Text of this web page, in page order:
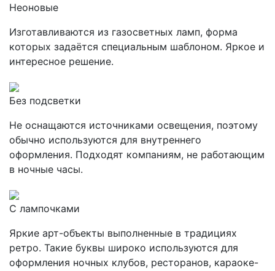
Неоновые
Изготавливаются из газосветных ламп, форма
которых задаётся специальным шаблоном. Яркое и
интересное решение.
Без подсветки
Не оснащаются источниками освещения, поэтому
обычно используются для внутреннего
оформления. Подходят компаниям, не работающим
в ночные часы.
С лампочками
Яркие арт-объекты выполненные в традициях
ретро. Такие буквы широко используются для
оформления ночных клубов, ресторанов, караоке-